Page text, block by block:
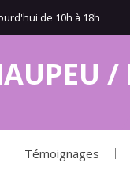
de 10h à 18h
/
Témoignages